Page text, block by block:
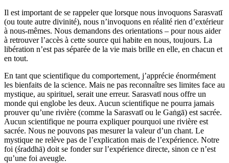
Il est important de se rappeler que lorsque nous invoquons Sarasvatī
(ou toute autre divinité), nous n’invoquons en réalité rien d’extérieur
à nous-mêmes. Nous demandons des orientations – pour nous aider
à retrouver l’accès à cette source qui habite en nous, toujours. La
libération n’est pas séparée de la vie mais brille en elle, en chacun et
en tout.
En tant que scientifique du comportement, j’apprécie énormément
les bienfaits de la science. Mais ne pas reconnaître ses limites face au
mystique, au spirituel, serait une erreur. Sarasvatī nous offre un
monde qui englobe les deux. Aucun scientifique ne pourra jamais
prouver qu’une rivière (comme la Sarasvatī ou le Gaṅgā) est sacrée.
Aucun scientifique ne pourra expliquer pourquoi une rivière est
sacrée. Nous ne pouvons pas mesurer la valeur d’un chant. Le
mystique ne relève pas de l’explication mais de l’expérience. Notre
foi (śraddhā) doit se fonder sur l’expérience directe, sinon ce n’est
qu’une foi aveugle.